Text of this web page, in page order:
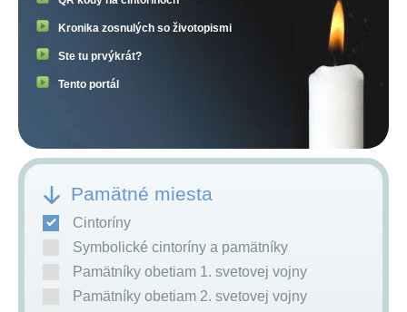
Kronika zosnulých so životopismi
Ste tu prvýkrát?
Tento portál
Pamätné miesta
Cintoríny
Symbolické cintoríny a pamätníky
Pamätníky obetiam 1. svetovej vojny
Pamätníky obetiam 2. svetovej vojny